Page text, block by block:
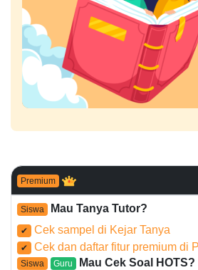
Premium
Siswa Mau Tanya Tutor?
✔ Cek sampel di Kejar Tanya
✔ Cek dan daftar fitur premium di
Siswa Guru Mau Cek Soal HOTS?